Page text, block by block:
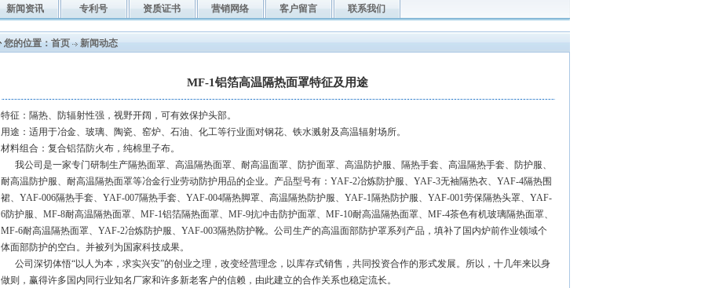
新闻资讯 专利号 资质证书 营销网络 客户留言 联系我们
您的位置： 首页 新闻动态
MF-1铝箔高温隔热面罩特征及用途
特征：隔热、防辐射性强，视野开阔，可有效保护头部。
用途：适用于冶金、玻璃、陶瓷、窑炉、石油、化工等行业面对钢花、铁水溅射及高温辐射场所。
材料组合：复合铝箔防火布，纯棉里子布。
我公司是一家专门研制生产隔热面罩、高温隔热面罩、耐高温面罩、防护面罩、高温防护服、隔热手套、高温隔热手套、防护服、
耐高温防护服、耐高温隔热面罩等冶金行业劳动防护用品的企业。产品型号有：YAF-2冶炼防护服、YAF-3无袖隔热衣、YAF-4隔热围
裙、 YAF-006隔热手套、YAF-007隔热手套、YAF-004隔热脚罩、高温隔热防护服、YAF-1隔热防护服、YAF-001劳保隔热头罩、YAF-
6防护服、MF-8耐高温隔热面罩、MF-1铝箔隔热面罩、MF-9抗冲击防护面罩、MF-10耐高温隔热面罩、MF-4茶色有机玻璃隔热面罩、
MF-6耐高温隔热面罩、YAF-2冶炼防护服、YAF-003隔热防护靴。公司生产的高温面部防护罩系列产品，填补了国内炉前作业领域个
体面部防护的空白。并被列为国家科技成果。
公司深切体悟“以人为本，求实兴安”的创业之理，改变经营理念，以库存式销售，共同投资合作的形式发展。所以，十几年来以身
做则，赢得许多国内同行业知名厂家和许多新老客户的信赖，由此建立的合作关系也稳定流长。